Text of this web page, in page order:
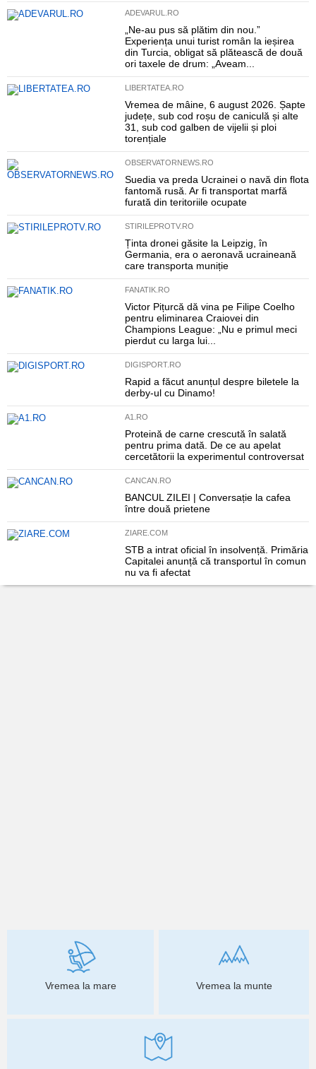
ADEVARUL.RO
„Ne-au pus să plătim din nou.”
Experiența unui turist român la ieșirea
din Turcia, obligat să plătească de două
ori taxele de drum: „Aveam...
LIBERTATEA.RO
Vremea de mâine, 6 august 2026. Șapte
județe, sub cod roșu de caniculă și alte
31, sub cod galben de vijelii și ploi
torențiale
OBSERVATORNEWS.RO
Suedia va preda Ucrainei o navă din flota
fantomă rusă. Ar fi transportat marfă
furată din teritoriile ocupate
STIRILEPROTV.RO
Ținta dronei găsite la Leipzig, în
Germania, era o aeronavă ucraineană
care transporta muniție
FANATIK.RO
Victor Pițurcă dă vina pe Filipe Coelho
pentru eliminarea Craiovei din
Champions League: „Nu e primul meci
pierdut cu larga lui...
DIGISPORT.RO
Rapid a făcut anunțul despre biletele la
derby-ul cu Dinamo!
A1.RO
Proteină de carne crescută în salată
pentru prima dată. De ce au apelat
cercetătorii la experimentul controversat
CANCAN.RO
BANCUL ZILEI | Conversație la cafea
între două prietene
ZIARE.COM
STB a intrat oficial în insolvență. Primăria
Capitalei anunță că transportul în comun
nu va fi afectat
Vremea la mare Vremea la munte